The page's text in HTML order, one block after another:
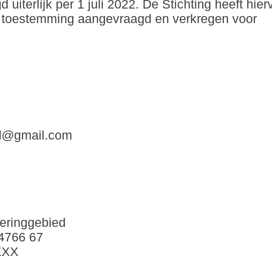
uiterlijk per 1 juli 2022. De Stichting heeft
aangevraagd en verkregen voor
67